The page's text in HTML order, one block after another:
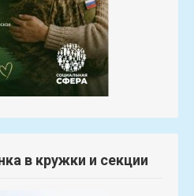
в кружки и секции